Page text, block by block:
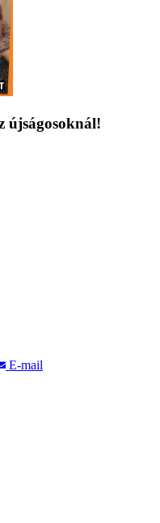
újságosoknál!
E-mail